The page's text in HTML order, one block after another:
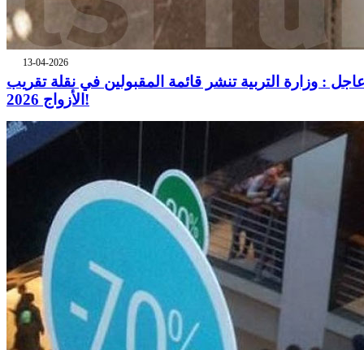
13-04-2026
: وزارة التربية تنشر قائمة المقبولين في نقلة تقريب
الأزواج 2026!